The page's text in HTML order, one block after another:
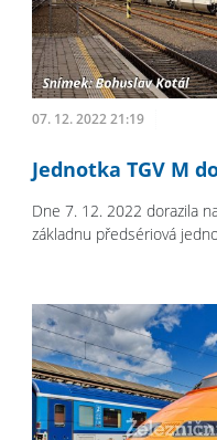
07. 12. 2022 21:19
Jednotka TGV M
Dne 7. 12. 2022 dorazila
základnu předsériová